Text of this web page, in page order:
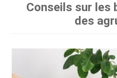
Conseils sur les
des